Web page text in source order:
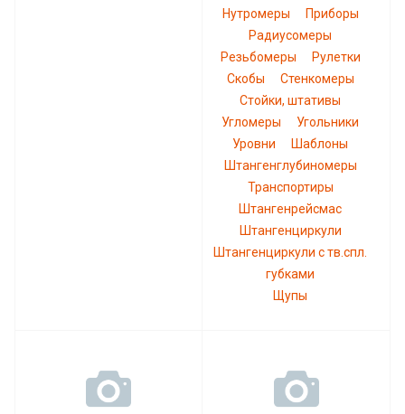
Нутромеры
Приборы
Радиусомеры
Резьбомеры
Рулетки
Скобы
Стенкомеры
Стойки, штативы
Угломеры
Угольники
Уровни
Шаблоны
Штангенглубиномеры
Транспортиры
Штангенрейсмас
Штангенциркули
Штангенциркули с тв.спл.
губками
Щупы